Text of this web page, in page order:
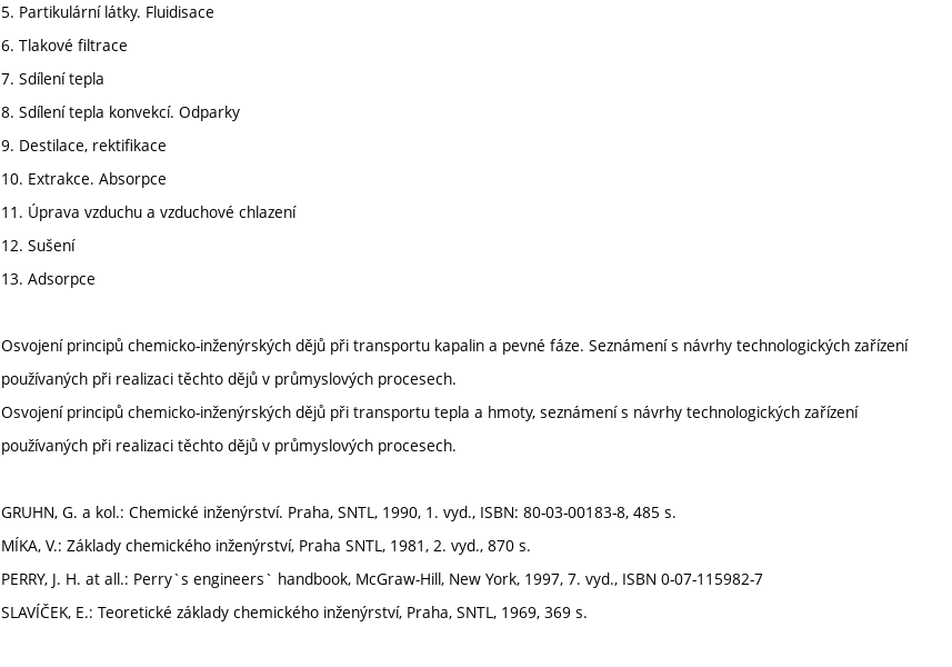
5. Partikulární látky. Fluidisace
6. Tlakové filtrace
7. Sdílení tepla
8. Sdílení tepla konvekcí. Odparky
9. Destilace, rektifikace
10. Extrakce. Absorpce
11. Úprava vzduchu a vzduchové chlazení
12. Sušení
13. Adsorpce
Osvojení principů chemicko-inženýrských dějů při transportu kapalin a pevné fáze. Seznámení s návrhy technologických zařízení
používaných při realizaci těchto dějů v průmyslových procesech.
Osvojení principů chemicko-inženýrských dějů při transportu tepla a hmoty, seznámení s návrhy technologických zařízení
používaných při realizaci těchto dějů v průmyslových procesech.
GRUHN, G. a kol.: Chemické inženýrství. Praha, SNTL, 1990, 1. vyd., ISBN: 80-03-00183-8, 485 s.
MÍKA, V.: Základy chemického inženýrství, Praha SNTL, 1981, 2. vyd., 870 s.
PERRY, J. H. at all.: Perry`s engineers` handbook, McGraw-Hill, New York, 1997, 7. vyd., ISBN 0-07-115982-7
SLAVÍČEK, E.: Teoretické základy chemického inženýrství, Praha, SNTL, 1969, 369 s.